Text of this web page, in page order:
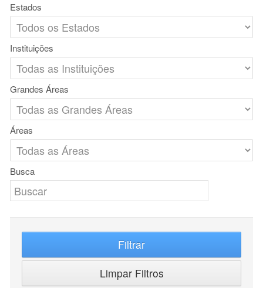
Estados
Instituições
Grandes Áreas
Áreas
Busca
Filtrar
Limpar Filtros